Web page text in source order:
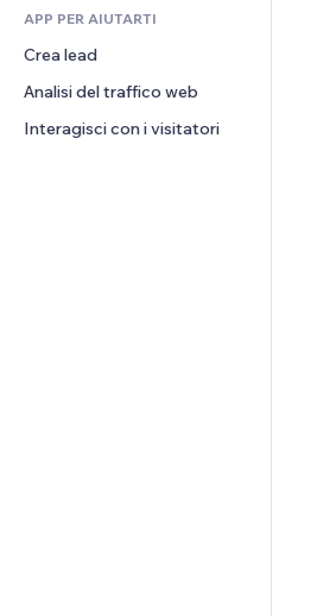
Meteo
Grafici e tabelle
CRM
APP PER AIUTARTI
Crea lead
Analisi del traffico web
Interagisci con i visitatori